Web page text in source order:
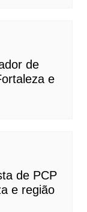
de
e
de PCP
e região